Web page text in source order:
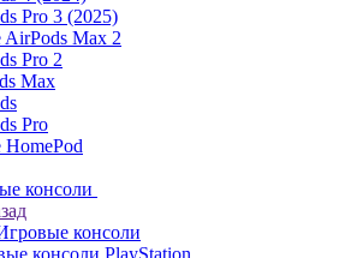
Pro 3 (2025)
AirPods Max 2
Pro 2
Max
Pro
HomePod
консоли
консоли
консоли PlayStation